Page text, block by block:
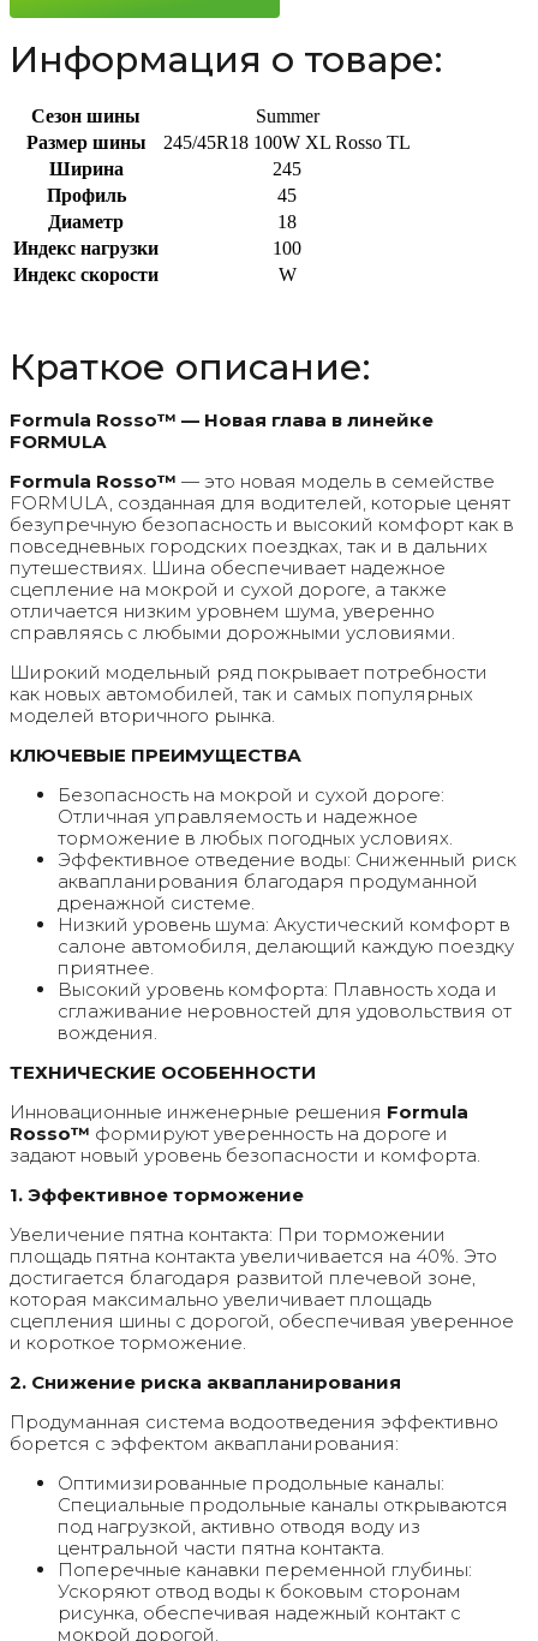
Информация о товаре:
Сезон шины
Summer
Размер шины
245/45R18 100W XL Rosso TL
Ширина
245
Профиль
45
Диаметр
18
Индекс нагрузки
100
Индекс скорости
W
Краткое описание:
Formula Rosso™ — Новая глава в линейке
FORMULA
Formula Rosso™ — это новая модель в семействе
FORMULA, созданная для водителей, которые ценят
безупречную безопасность и высокий комфорт как в
повседневных городских поездках, так и в дальних
путешествиях. Шина обеспечивает надежное
сцепление на мокрой и сухой дороге, а также
отличается низким уровнем шума, уверенно
справляясь с любыми дорожными условиями.
Широкий модельный ряд покрывает потребности
как новых автомобилей, так и самых популярных
моделей вторичного рынка.
КЛЮЧЕВЫЕ ПРЕИМУЩЕСТВА
Безопасность на мокрой и сухой дороге:
Отличная управляемость и надежное
торможение в любых погодных условиях.
Эффективное отведение воды: Сниженный риск
аквапланирования благодаря продуманной
дренажной системе.
Низкий уровень шума: Акустический комфорт в
салоне автомобиля, делающий каждую поездку
приятнее.
Высокий уровень комфорта: Плавность хода и
сглаживание неровностей для удовольствия от
вождения.
ТЕХНИЧЕСКИЕ ОСОБЕННОСТИ
Инновационные инженерные решения Formula
Rosso™ формируют уверенность на дороге и
задают новый уровень безопасности и комфорта.
1. Эффективное торможение
Увеличение пятна контакта: При торможении
площадь пятна контакта увеличивается на 40%. Это
достигается благодаря развитой плечевой зоне,
которая максимально увеличивает площадь
сцепления шины с дорогой, обеспечивая уверенное
и короткое торможение.
2. Снижение риска аквапланирования
Продуманная система водоотведения эффективно
борется с эффектом аквапланирования:
Оптимизированные продольные каналы:
Специальные продольные каналы открываются
под нагрузкой, активно отводя воду из
центральной части пятна контакта.
Поперечные канавки переменной глубины:
Ускоряют отвод воды к боковым сторонам
рисунка, обеспечивая надежный контакт с
мокрой дорогой.